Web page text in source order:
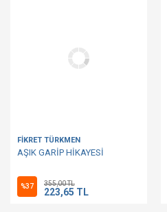
FİKRET TÜRKMEN
AŞIK GARİP HİKAYESİ
%37 355,00 TL
223,65 TL